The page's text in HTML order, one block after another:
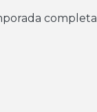
completa